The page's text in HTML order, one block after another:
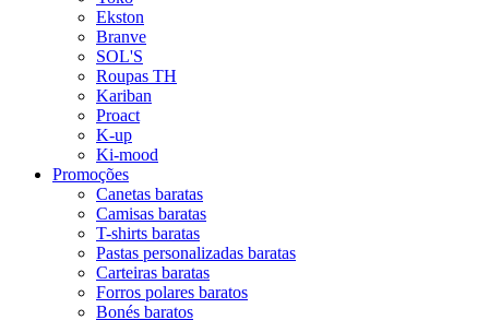
Ekston
Branve
SOL'S
Roupas TH
Kariban
Proact
K-up
Ki-mood
Promoções
Canetas baratas
Camisas baratas
T-shirts baratas
Pastas personalizadas baratas
Carteiras baratas
Forros polares baratos
Bonés baratos